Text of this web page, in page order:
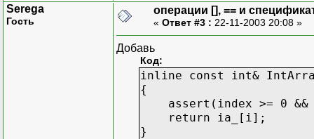
Serega
Гость
операции [], == и
« Ответ #3 : 22-11-2003 20:08 »
Добавь
Код:
inline const int&
{
assert(index >= 0 &&
return ia_[i];
}